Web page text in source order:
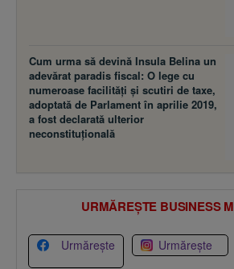
Cum urma să devină Insula Belina un
adevărat paradis fiscal: O lege cu
numeroase facilităţi şi scutiri de taxe,
adoptată de Parlament în aprilie 2019,
a fost declarată ulterior
neconstituţională
URMĂREȘTE BUSINESS
Urmărește Urmărește